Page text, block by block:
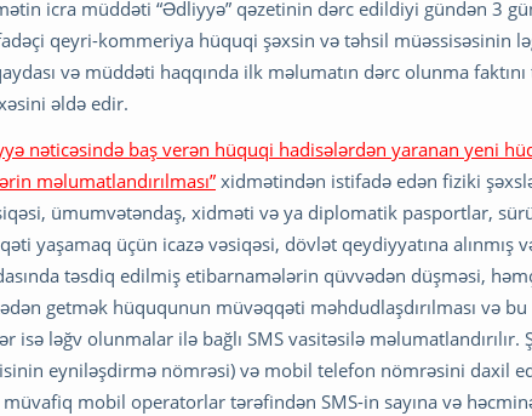
icra müddəti “Ədliyyə” qəzetinin dərc edildiyi gündən 3
qeyri-kommeriya hüquqi şəxsin və təhsil müəssisəsinin
və müddəti haqqında ilk məlumatın dərc olunma
əldə edir.
nəticəsində baş verən hüquqi hadisələrdən yaranan yeni
məlumatlandırılması” xidmətindən istifadə edən fiziki
ümumvətəndaş, xidməti və ya diplomatik pasportlar,
yaşamaq üçün icazə vəsiqəsi, dövlət qeydiyyatına alınmış
təsdiq edilmiş etibarnamələrin qüvvədən düşməsi,
getmək hüququnun müvəqqəti məhdudlaşdırılması və
isə ləğv olunmalar ilə bağlı SMS vasitəsilə
eyniləşdirmə nömrəsi) və mobil telefon nömrəsini daxil
mobil operatorlar tərəfindən SMS-in sayına və